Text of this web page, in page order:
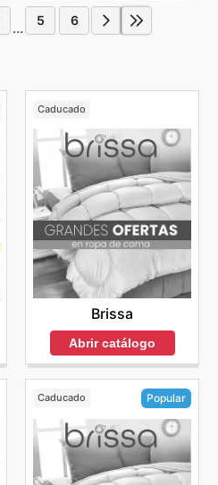
... 5 6
Caducado
Brissa
Abrir catálogo
Caducado Popular